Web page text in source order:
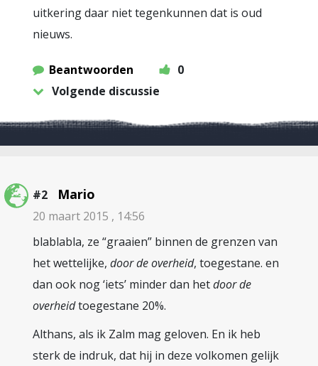
uitkering daar niet tegenkunnen dat is oud
nieuws.
Beantwoorden
0
Volgende discussie
#2 Mario
20 maart 2015 , 14:56
blablabla, ze “graaien” binnen de grenzen van
het wettelijke, door de overheid, toegestane. en
dan ook nog ‘iets’ minder dan hetdoor de
overheidtoegestane 20%.
Althans, als ik Zalm mag geloven. En ik heb
sterk de indruk, dat hij in deze volkomen gelijk